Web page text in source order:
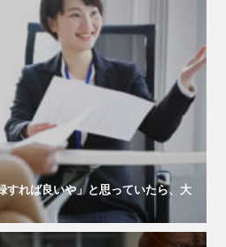
すれば良いや」と思っていたら、大